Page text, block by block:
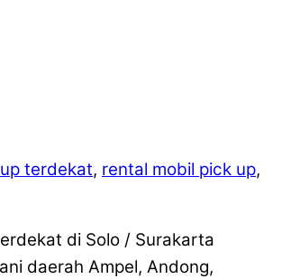
terdekat, rental mobil pick up,
di Solo / Surakarta
daerah Ampel, Andong,